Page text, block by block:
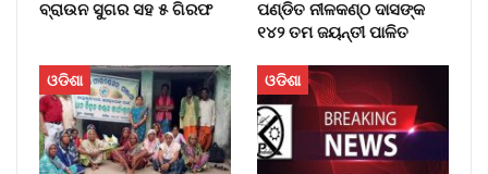
ବ୍ରାଉନ ସୁଗର ସହ ୫ ଗିରଫ
ପଣ୍ଡିତ ନୀଳକଣ୍ଠ ଦାସଙ୍କ
୧୪୨ ତମ ଜୟନ୍ତୀ ପାଳିତ
ଓଡିଶା ଓଡିଶା